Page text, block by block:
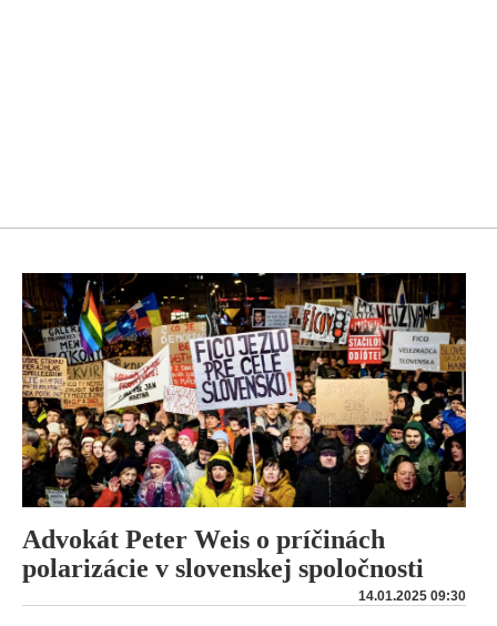
Advokát Peter Weis o príčinách
polarizácie v slovenskej spoločnosti
14.01.2025 09:30